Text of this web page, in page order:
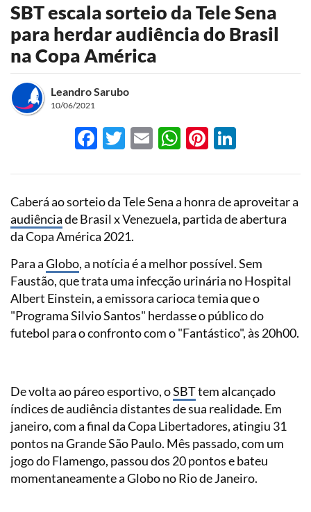
SBT escala sorteio da Tele Sena
para herdar audiência do Brasil
na Copa América
Leandro Sarubo
10/06/2021
Facebook
Twitter
EmailWhatsApp
Pinterest
Caberá ao sorteio da Tele Sena a honra de aproveitar a
audiênciade Brasil x Venezuela, partida de abertura
da Copa América 2021.
Para aGlobo, a notícia é a melhor possível. Sem
Faustão, que trata uma infecção urinária no Hospital
Albert Einstein, a emissora carioca temia que o
"Programa Silvio Santos" herdasse o público do
futebol para o confronto com o "Fantástico", às 20h00.
De volta ao páreo esportivo, oSBTtem alcançado
índices de audiência distantes de sua realidade. Em
janeiro, com a final da Copa Libertadores, atingiu 31
pontos na Grande São Paulo. Mês passado, com um
jogo do Flamengo, passou dos 20 pontos e bateu
momentaneamente a Globo no Rio de Janeiro.